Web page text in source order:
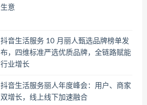
生意
抖音生活服务 10 月丽人甄选品牌榜单发
布，四维标准严选优质品牌，全链路赋能
行业增长
抖音生活服务丽人年度峰会：用户、商家
双增长，线上线下加速融合